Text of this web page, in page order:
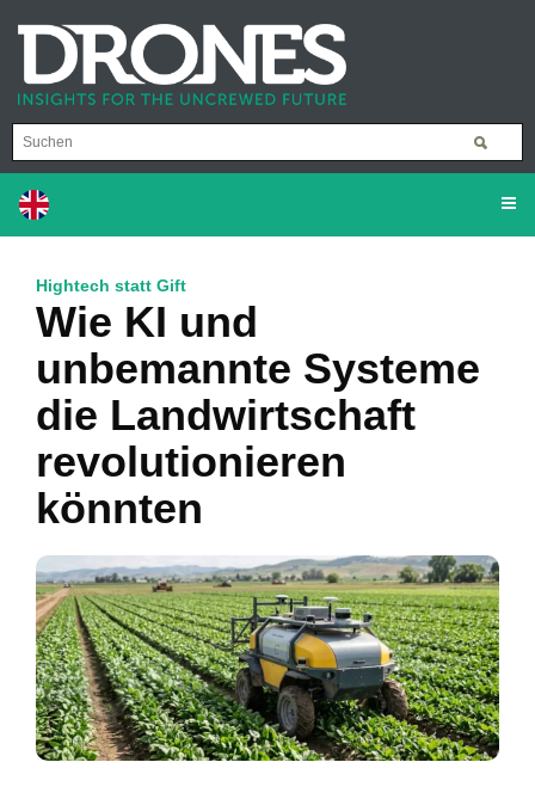
Hightech statt Gift
Wie KI und
unbemannte Systeme
die Landwirtschaft
revolutionieren
könnten